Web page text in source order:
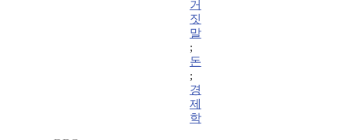
거
짓
말
;
돈
;
경
제
학